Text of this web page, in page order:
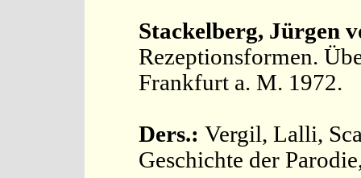
Stackelberg, Jürgen
Rezeptionsformen.
Frankfurt a. M. 1972.
Ders.: Vergil, Lalli,
Geschichte der